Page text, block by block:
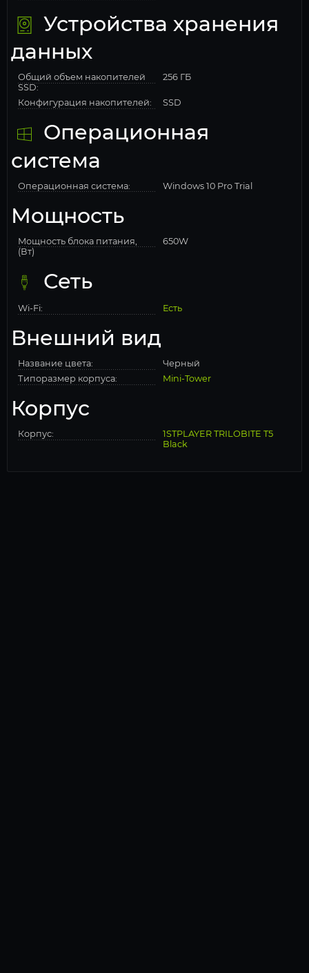
Устройства хранения
данных
Общий объем накопителей
SSD:
256 ГБ
Конфигурация накопителей: SSD
Операционная
система
Операционная система: Windows 10 Pro Trial
Мощность
Мощность блока питания,
(Вт)
650W
Сеть
Wi-Fi: Есть
Внешний вид
Название цвета:
Черный
Типоразмер корпуса:
Mini-Tower
Корпус
Корпус:
1STPLAYER TRILOBITE T5
Black